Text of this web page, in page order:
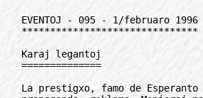
EVENTOJ - 095 - 1/februaro 1996
*******************************

Karaj legantoj
==============

La prestigxo, famo de Esperanto dependas cxefe de la kvanto de nia
propagando, reklamo. Manieroj por gxi estas multaj. Iuj kostas grandan
sumon, aliaj neniom.

Aldone al tiu cxi numero vi trovas malgrandan suplementon, donaceton,
memgluan folion kun surskribo "Esperanto", glueblan al interna surfaco de
auxtomobilaj fenestroj, aux al ajna vitra surfaco.

Gxi mem sola ne solvos la propagandon de Esperanto, estas nur unu el la
eblecoj. Ni petas, uzu gxin, kaj ne metu al la tirkesto kriante: "Ankaux
tiaajxon mi havas!" - Se vi mem ne havas auxtomobilon, donacu, gluu gxin
al la auxto de iu via konato! Gravas, ke gxi estu uzata, la vorton
"Esperanto" vidu kiel eble plej da homoj!

Se vi bezonas pliajn ekzemplerojn, vi povas ilin ricevi de ni. (8
ekzempleroj kostas 10 dolarojn). Ni esperas, ke tiu cxi nia servo povas
iom kontribui al la diskonigo pri la ekzisto de nia lingvo.

Laszlo Szilvasi, red.

**************************************************************************

Oni tro facile cedas...
=======================

En la n-ro 083 de Eventoj, 1/auxgusto '95, mi legis artikolon "Fiaskoj kaj
renaskigxo en Bulgario", verkita de la prezidanto de BEA prof. d-ro K.
Popov.

En tiu artikolo oni sciigas pri kelkaj Esperanto-aferoj, kiuj fiaskis. Mi
komentarios  nur pri "la mondfama Esperanto-kursejo en Pisanica ne
funkcias". Tiu Esperanto-kursejo estis tiel fama, ke en nia lando Hispanio
plurajn fojojn mi auxdis pri gxi. Do, mi decidis gxin viziti dum
antauxvidita vojagxo al Bulgario. Estus preferinde, ke mi ne estus irinta
tien. Mi estis konsternita, rigardante la staton, en kiu trovigxis la
forlasitaj auxtobusoj, kiuj iam alportis al Pisanica ent uziasmajn homojn,
amantojn de Esperanto. Ili rustas kaj putras ekstere sen iu ajn sxirmilo.

De antaux longe finigxis la Esperanto-kursoj, kaj nun gxi funkcias kiel
malbonkvalita hotelo, de kiam la urbestro de Smoljan alproprigis la
Esperanto-kursejon. Nek ekstere, nek interne iu ajn zorgas kaj cxio iom
post iom difektigxas. En mon taro kaj en tre bela loko la statuo de
Zamenhof, kiu trovigxas en la korto de la E-kursejo, kaj la verda
kvinpinta E-stelo sur la tegmento de la konstruajxo estas la mutaj
atestantoj de plej bona pasinta tempo por Esperanto.

Mi estis informita ankaux pri simila afero apud Sofio. En montaro Vitosxa
ekzistas monto-domo "Esperanto", kiu estis forprenita de BEA far la
urbestro.

Multaj bulgaraj esperantistoj plendas pri tiuj maljustaj decidoj, sed,
laux  mia opinio, ili tro facile submetigxas al decidoj de urbaj
respondeculoj. Nun, oficiale, totalismo malaperis, kaj cxiuj homoj rajtas
suficxe libere sin esprimi.

La sxtato ne estas cxiopova, kaj oni devas gxin alfronti, kiam gxi agas
trude! Se esperantistoj estas forpelataj, oni devas fari internacian
kampanjon,  por  ke  la oficialaj bulgaraj instancoj alfrontu sian
respondecon.

Cxu oni ne povas ankaux kontakti UEA, kiam tiom gravaj aferoj okazas, por
ke gxi okupigxu kaj trovu konvenan solvon? Protestoj cxe bulgaraj
ambasadejoj en la mondo fare de esperantistoj certe havos ehon en la
bulgara registaro, kaj devos atentigi pri la problemo. Oni povus fari
ankaux kampanjon por rikolti monon en internacia nivelo, informante detale
pri la nuna situacio, kaj la gravaj konsekvencoj por la Esperanto-movado
pro malapero de E-kursejo en Pisanica.

Dum mia restado en Bulgario mi partoprenis kiel gasto BEA-kongreson en
Koprivsxtica. Cxiuj debatoj dum la kunvenoj estis bulgarlingvaj. Kelkaj
eksterlandanoj, malmultaj, kiuj cxeestis, kiel mi, komprenis nenion. Ni
cxiuj scias, ke Esperanto -Kongreso estas escepta okazo por praktiki la
internacian lingvon, ecx se estas nacia kongreso. Mi partoprenis en multaj
naciaj kaj internaciaj kongresoj, kaj neniam antauxe mi ekspertis ion
similan. Precipe, ke en Bulgario tradicie estas m ultaj kaj tre kleraj
esperantistoj.

Marteno (Martin Bustin Benito, Hispanio)

**************************************************************************

LKK por UK-1999
===============

Post la vocxdonado, en kiu la plejmulto de membroj de E-Ligo Berlina
decidis inviti UK-on de Esperanto por unu el la jaroj depost 1999 al
Berlin,  la  estraroj  de la E-Ligo de Berlino, Germana E-Asocio,
Brandenburgia E- Unuigxo kaj de la E-Jun ularo Branderburgio-Berlino en
oktobro preparis la fondon de Provizora LKK.

En la unua parto de arangxo estis proponitaj fare de la estraroj membroj
por la LKK. Oni akceptis la informon, ke UEA, kiu jam oficiale informigxis
pri la decido de la berlinaj geesperantistoj, favorus por Berlina UK la
jaron 1999.

En la dua parto de la arangxo, kiun gvidis la de cxiuj volonte akceptita
prezidanto de la Provizora LKK prof. d-ro Bengt-Arne Wickstrom, estis
priparolitaj la taskoj de la LKK-membroj kaj la unuaj pasxoj de la
Provizora LKK.

Fritz Wollenberg el Berlina Informilo, decembro '95

**************************************************************************

Kiel pagi al IJK?
=================

Eksterlandaj partoprenantoj de la 52-a Internacia Junulara Kongreso de
GEJ/TEJO en Guntersberge de la 29.07. gxis 05.08. prefere pagu siajn
kotizojn al jena konto: "Germana Esperanto-Junularo, Postbank Dortmund,
Kto 1352 42-467, bankokodo 4 40 100 46" aux al UEA-konto geju-h de GEJ.
Bonvolu cxiam indiki vian nomon kaj la pagcelon.

Marko Lins, GEJ a2616351@forigu.smail1.rrz.Uni-Koeln.DE

**************************************************************************

FAKA APLIKADO
/////////////

Internacia konferenco pri Scienco kaj Tekniko
=============================================

Sankciite de Sxtata Scienca kaj Teknika Komisiono de Cxinio, la Kvina
Internacia  Akademia  Konferenco  pri Scienco kaj Tekniko (IAKSTE),
auxspiciata de Cxina Akademio de Sciencoj, okazos en Pekino inter la 2-a
kaj 7-a de septembro 1996.

Temo: La 21-a jarcento - nova periodo de scienca kaj teknika evoluo.

Funkcios jenaj grupoj:

* prosperigo de sxtato per scienco kaj tekniko;
* informadiko;
* materiala scienco;
* spaca scienco;
* cxina tradicia kulturo kaj sciencteknika modernigo;
* Yijing kaj natura scienco;
* medicino kaj nemedikamenta kuracado;
* internacia homa scienco; pri scienco pri homa korpo;
* kunlaboro inter Esperanto kaj ekonomio-komercado.

Krome okazos ekskursoj, internacia akupunktura kurso k.a. Laboraj lingvoj:
Esperanto, angla kaj cxina. Kotizo: 350 USD. Eblas rabatoj por altnivelaj
disertajxoj aux elstara kontribuo.

Logxado: 30, 50 100 USD laux kategorio. Informoj, aligxoj (gxis la fino de
aprilo!) cxe:

Sciencista-Teknikista Esperanto-Asocio cxe Cxina Akademio de Sciencoj,
52 Sanlihe, Beijing CN-100864, Cxinio. Fakso: +86-10-859-1095

**************************************************************************

Asocio NBN
==========

La Asocio por Enkonduko de Nova Biologia Nomenklaturo, NBN sukcesis
realigi antaux la fino de la 1995 tri celojn, kiujn gxi estis taskinta al
si:

* La membronombro de la Asocio por la Enkonduko de NBN kreskis al super
 350 membroj (en pli ol 50 landoj).

* Pli ol 2.000 NBN-nomoj nun estas oficialigitaj per Decidoj (entute 145)
 de la estraro de la Asocio.

* Pretigxis speciala "repertorio" de la 1400 NBN-nomoj de la Decidoj 1
 gxis 100,  en  kiu  tiuj nomoj estas indikataj laux la speciala
 klasifadmetodo de NBN; kun cxiu NBN-nomo ankaux estas citata la responda
 nomo de la scienca nomenklaturo.

En 1996 la Asocio festos sian 25-jaran ekziston kaj sian 10-jaran
oficialecon.

"Nova Biologia Nomenklaturo" estas speciale ellaborita nomsistemo, kiu
uzas Esperanton por formi nomojn de bestoj kaj plantoj. En pluraj medioj
de sciencistoj kreskas la intereso por tiu nova metodo. La Asocio uzas
kvar lingvo jn, sed Esperanto estas la cxefa. Adreso de la Asocio:

Hertendreef 12, B-2920 Kalmthout, Belgio

inf.: WDS

**************************************************************************

CQ, CQ de F9ED
==============

ILERA, Internacia Ligo de E-Radioamatoroj kunigas la radioamatorojn,
uzantajn la neuxtralan Internacian Lingvon. (La lasta aligxinto havas la
membronumeron 531). Sed ekzistas ne nur individuoj, sed ankaux kluboj, ecx
apartaj societoj...

En 1926 estis kreita la tiam fama IRA, Internacia Radio-Asocio, iniciatita
de pioniroj de la nova scienco "radio", i.a. de d-ro Pierre Corret (F8AE),
prof. Rene Mesny, Eugen Aigsberg ktp.

La saman jaron oni fondis la radioklubon de francaj esperantistoj.
Bedauxrinde kelkajn jarojn poste ambaux asocioj malaperis, - pro la milito
la revo prokastigxis.

Dum la 60-aj jaroj laux iniciato de auxstria radio-amatoro Rudolf Bartosch
OE3RU pluraj radio-amatoroj tra la mondo reprenis la ideon... kaj en 1970,
dum la viena UK kun la helpo de la auxstria prezidento Franz Jonas estis
fondita ILERA.

La franca sekcio dum 18 jaroj funkciis kiel "neformala" asocio. En 1988
laux la konsilo de Andre Cuny F8MD (eminentulo cxe la ministerio de PTT)
la grupo oficiale registrigxis sub la nomo GEPRAF. Ni elektis nian
oficialan sidejon cxe la kas telo de Gresillon, kaj en 1988 ni akiris la
kluban voksignon FF6ESP, kiu poste igxis F5KSP. GEPRAF aligxis al la landa
radio-asocio REF en 1989. Nun la nacia asocio transformigxis kiel
federacia unuigxo de diversaj radio-amatoraj asocioj (t iuj de fervojo,
pri kosmo, radiogoniometrio, blinduloj ktp). La 28-an de majo 1995 nia
prezidanto J. Noel F6ILR dum la jarkongreso de REF-UNION subskribis la
aligxan dokumenton.

Tiel, ni nun estas kunlaboranta asocio de la grava "rekonite publik-utila
asocio" kaj la franca sekcio de IARU (Internacia Radioamatora Unuigxo).

Henri Chaisnot, F9ED sekretario de GEPRAF 3 rue E. Manet, FR-49070 St
Lambert la Potherie, Angers, Francio

**************************************************************************

Esperantaj auxtoj en Kauxkazo
=============================

Du "Esperantaj" auxtoj trafikas en urbo Socxi (Rusio), distribuante
glaciajxon kaj aliajn varojn tra la plej longa urbo sur la kontinento
Euxrazio: 145 km laux la kauxkaza bordo de Nigra maro. Sur la auxtoj